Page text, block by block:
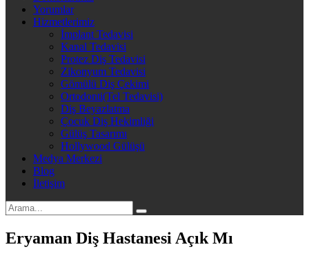
Yorumlar
Hizmetlerimiz
İmplant Tedavisi
Kanal Tedavisi
Protez Diş Tedavisi
Zikonyum Tedavisi
Gömülü Diş Çekimi
Ortodonti(Tel Tedavisi)
Diş Beyazlatma
Çocuk Diş Hekimliği
Gülüş Tasarımı
Hollywood Gülüşü
Medya Merkezi
Blog
İletişim
Eryaman Diş Hastanesi Açık Mı